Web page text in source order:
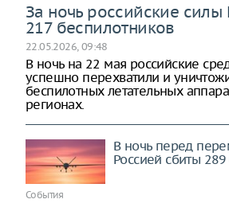
За ночь российские
217 беспилотников
22.05.2026, 09:48
В ночь на 22 мая российские
успешно перехватили и
беспилотных летательных
регионах.
В ночь перед
Россией сбиты
События